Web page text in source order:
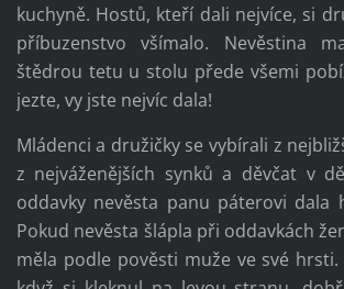
kuchyně. Hostů, kteří dali nejvíce, si
příbuzenstvo všímalo. Nevěstina
štědrou tetu u stolu přede všemi
jezte, vy jste nejvíc dala!
Mládenci a družičky se vybírali z
z nejváženějších synků a děvčat v
oddavky nevěsta panu páterovi dala
Pokud nevěsta šlápla při oddavkách
měla podle pověsti muže ve své hrsti.